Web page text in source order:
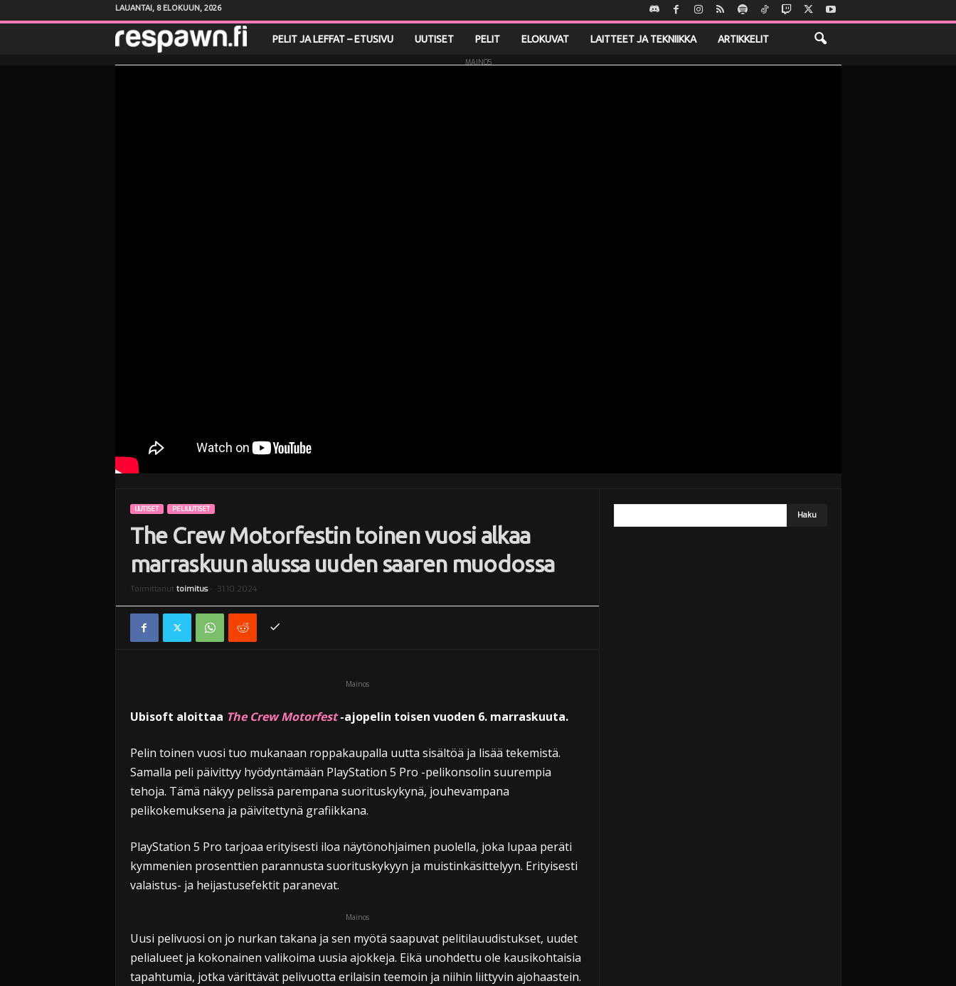
LAUANTAI, 8 ELOKUUN, 2026
e
PELIT JA LEFFAT – ETUSIVU UUTISET PELIT ELOKUVAT LAITTEET JA TEKNIIKKA ARTIKKELIT
MAINOS
UUTISET PELIUUTISET
The Crew Motorfestin toinen vuosi alkaa
marraskuun alussa uuden saaren muodossa
Toimittanut toimitus- 31.10.2024
Mainos
Ubisoft aloittaa The Crew Motorfest-ajopelin toisen vuoden 6. marraskuuta.
Pelin toinen vuosi tuo mukanaan roppakaupalla uutta sisältöä ja lisää tekemistä.
Samalla peli päivittyy hyödyntämään PlayStation 5 Pro -pelikonsolin suurempia
tehoja. Tämä näkyy pelissä parempana suorituskykynä, jouhevampana
pelikokemuksena ja päivitettynä grafiikkana.
PlayStation 5 Pro tarjoaa erityisesti iloa näytönohjaimen puolella, joka lupaa peräti
kymmenien prosenttien parannusta suorituskykyyn ja muistinkäsittelyyn. Erityisesti
valaistus- ja heijastusefektit paranevat.
Mainos
Uusi pelivuosi on jo nurkan takana ja sen myötä saapuvat pelitilauudistukset, uudet
pelialueet ja kokonainen valikoima uusia ajokkeja. Eikä unohdettu ole kausikohtaisia
tapahtumia, jotka värittävät pelivuotta erilaisin teemoin ja niihin liittyvin ajohaastein.